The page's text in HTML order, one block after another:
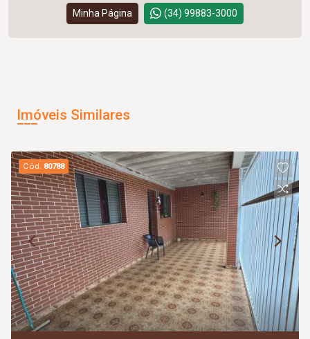
Minha Página (34) 99883-3000
Imóveis Similares
Cód. 80788